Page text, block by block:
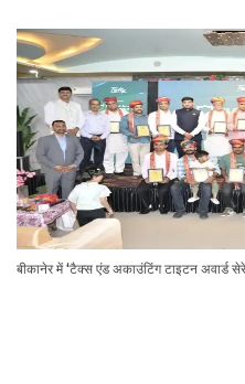
बीकानेर में ‘टैक्स एंड अकाउंटिंग टाइटन अवार्ड